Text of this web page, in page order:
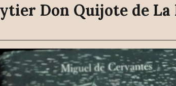
Don Quijote de La